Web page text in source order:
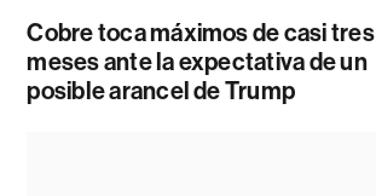
Cobre toca máximos de casi tres
meses ante la expectativa de un
posible arancel de Trump